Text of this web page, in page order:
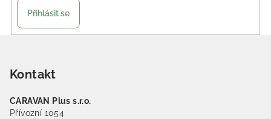
Přihlásit se
Kontakt
CARAVAN Plus s.r.o.
Přívozní 1054